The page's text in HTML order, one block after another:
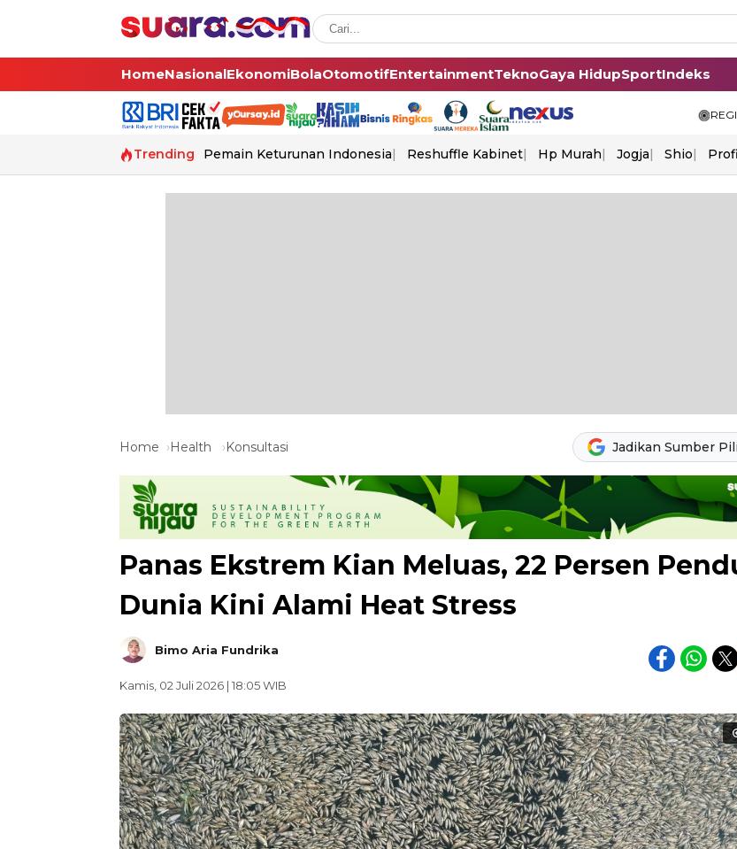
HomeNasionalEkonomiBolaOtomotifEntertainmentTeknoGaya HidupSportIndeks
Trending Pemain Keturunan Indonesia Reshuffle Kabinet Hp Murah Jogja Shio
Home Health Konsultasi Jadikan Sumber
Panas Ekstrem Kian Meluas, 22 Persen
Dunia Kini Alami Heat Stress
Bimo Aria Fundrika
Kamis, 02 Juli 2026 | 18:05 WIB